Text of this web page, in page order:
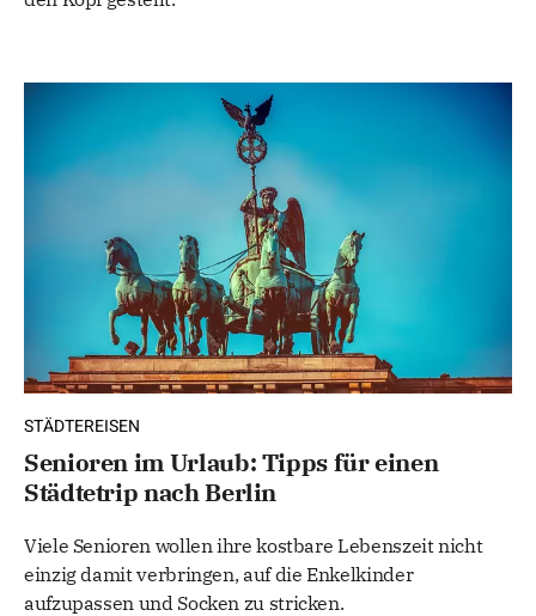
STÄDTEREISEN
Senioren im Urlaub: Tipps für einen
Städtetrip nach Berlin
Viele Senioren wollen ihre kostbare Lebenszeit nicht
einzig damit verbringen, auf die Enkelkinder
aufzupassen und Socken zu stricken.